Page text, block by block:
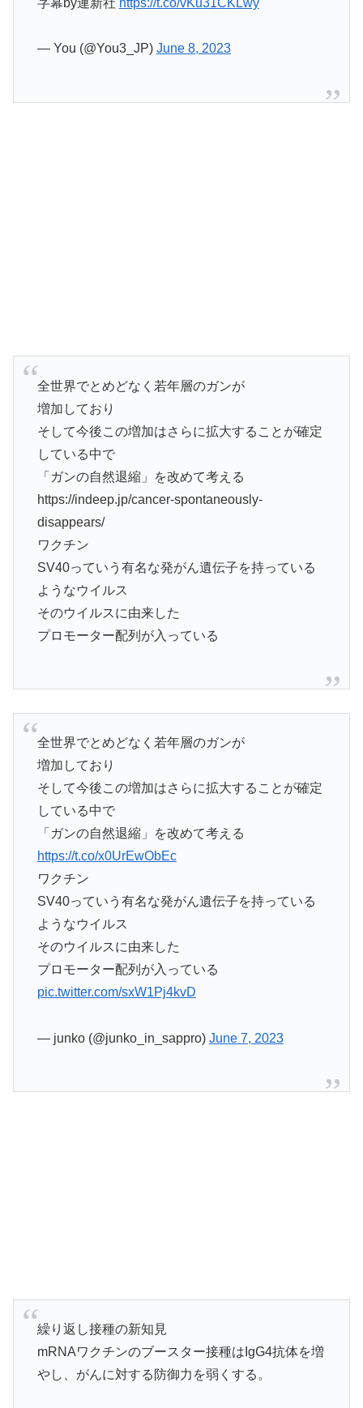
— You (@You3_JP) June 8, 2023
全世界でとめどなく若年層のガンが
増加しており
そして今後この増加はさらに拡大することが確定
している中で
「ガンの自然退縮」を改めて考える
https://indeep.jp/cancer-spontaneously-
disappears/
ワクチン
SV40っていう有名な発がん遺伝子を持っている
ようなウイルス
そのウイルスに由来した
プロモーター配列が入っている
全世界でとめどなく若年層のガンが
増加しており
そして今後この増加はさらに拡大することが確定
している中で
「ガンの自然退縮」を改めて考える
https://t.co/x0UrEwObEc
ワクチン
SV40っていう有名な発がん遺伝子を持っている
ようなウイルス
そのウイルスに由来した
プロモーター配列が入っている
pic.twitter.com/sxW1Pj4kvD
— junko (@junko_in_sappro) June 7, 2023
繰り返し接種の新知見
mRNAワクチンのブースター接種はIgG4抗体を増
やし、がんに対する防御力を弱くする。